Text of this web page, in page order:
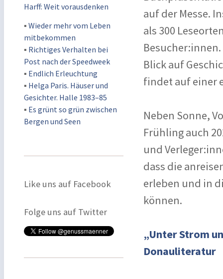
Harff: Weit vorausdenken
▪ Wieder mehr vom Leben
mitbekommen
▪ Richtiges Verhalten bei
Post nach der Speedweek
▪ Endlich Erleuchtung
▪ Helga Paris. Häuser und
Gesichter. Halle 1983–85
▪ Es grünt so grün zwischen
Bergen und Seen
Like uns auf Facebook
Folge uns auf Twitter
auf der Messe.
als 300
Blick auf
findet auf einer
Neben Sonne,
Frühling auch
und
dass die
erleben und in
können.
„Unter Strom
Donauliteratur